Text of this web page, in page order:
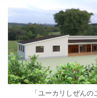
「ユーカリしぜん